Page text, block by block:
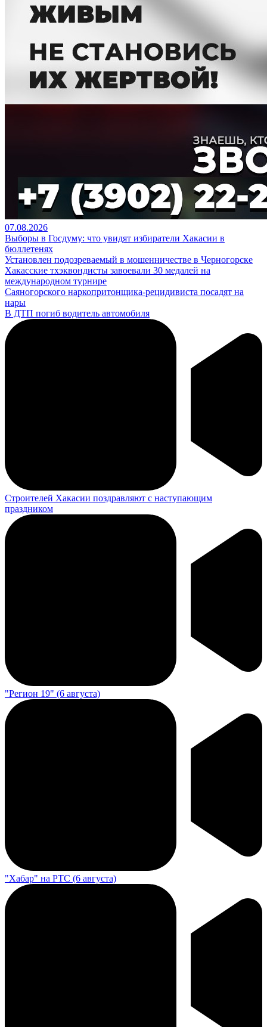
07.08.2026
Выборы в Госдуму: что увидят избиратели Хакасии в
бюллетенях
Установлен подозреваемый в мошенничестве в Черногорске
Хакасские тхэквондисты завоевали 30 медалей на
международном турнире
Саяногорского наркопритонщика-рецидивиста посадят на
нары
В ДТП погиб водитель автомобиля
Строителей Хакасии поздравляют с наступающим
праздником
"Регион 19" (6 августа)
"Хабар" на РТС (6 августа)